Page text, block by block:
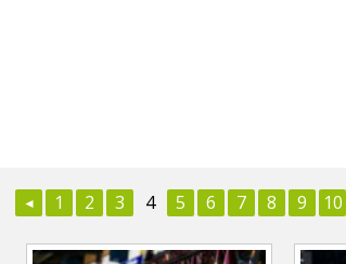
1 2 3 4 5 6 7 8 9 10